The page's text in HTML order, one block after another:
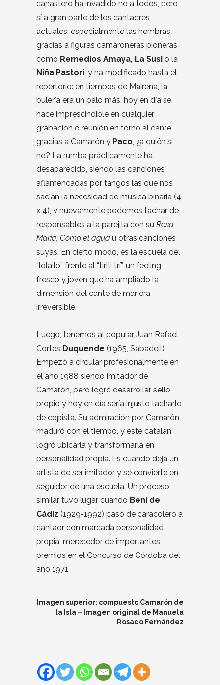
canastero ha invadido no a todos, pero
sí a gran parte de los cantaores
actuales, especialmente las hembras
gracias a figuras camaroneras pioneras
como Remedios Amaya, La Susi o la
Niña Pastori , y ha modificado hasta el
repertorio: en tiempos de Mairena, la
bulería era un palo más, hoy en día se
hace imprescindible en cualquier
grabación o reunión en torno al cante
gracias a Camarón y Paco , ¿a quién si
no? La rumba prácticamente ha
desaparecido, siendo las canciones
aflamencadas por tangos las que nos
sacian la necesidad de música binaria (4
x 4), y nuevamente podemos tachar de
responsables a la parejita con su Rosa
María, Como el agua u otras canciones
suyas. En cierto modo, es la escuela del
“lolailo” frente al “tiriti trí”, un feeling
fresco y joven que ha ampliado la
dimensión del cante de manera
irreversible.
Luego, tenemos al popular Juan Rafael
Cortés Duquende (1965, Sabadell).
Empezó a circular profesionalmente en
el año 1988 siendo imitador de
Camarón, pero logró desarrollar sello
propio y hoy en día sería injusto tacharlo
de copista. Su admiración por Camarón
maduró con el tiempo, y este catalán
logró ubicarla y transformarla en
personalidad propia. Es cuando deja un
artista de ser imitador y se convierte en
seguidor de una escuela. Un proceso
similar tuvo lugar cuando Beni de
Cádiz (1929-1992) pasó de caracolero a
cantaor con marcada personalidad
propia, merecedor de importantes
premios en el Concurso de Córdoba del
año 1971.
Imagen superior: compuesto Camarón de
la Isla – Imagen original de Manuela
Rosado Fernández